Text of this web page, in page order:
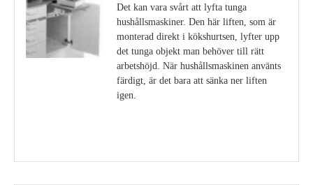
Det kan vara svårt att lyfta tunga
hushållsmaskiner. Den här liften, som är
monterad direkt i kökshurtsen, lyfter upp
det tunga objekt man behöver till rätt
arbetshöjd. När hushållsmaskinen använts
färdigt, är det bara att sänka ner liften
igen.